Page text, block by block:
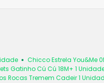
Chicco Estrela You&Me
Gatinho Cú Cú 18M+ 1
Rocas Tremem Cadeir 1